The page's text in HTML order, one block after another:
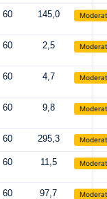
60 145,0
60 2,5
60 4,7
60 9,8
60 295,3
60 11,5
60 97,7